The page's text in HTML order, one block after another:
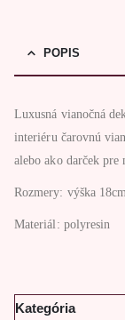
POPIS
Luxusná vianočná
interiéru čarovnú
alebo ako darček
Rozmery: výška
Materiál: polyresin
Kategória